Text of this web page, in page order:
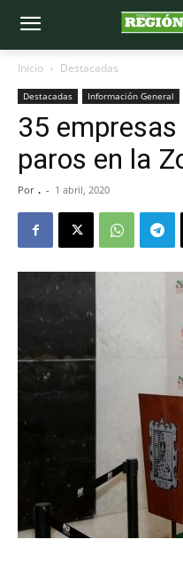
Inicio Destacadas
Destacadas Información General
35
paros en la
Por . - 1 abril, 2020